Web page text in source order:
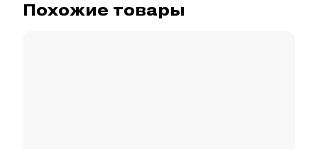
Похожие товары